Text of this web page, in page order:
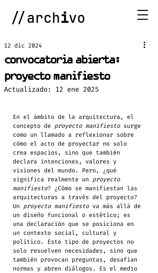
//archivo
convocatoria abierta:
proyecto manifiesto
12 dic 2024
Actualizado: 12 ene 2025
En el ámbito de la arquitectura, el
concepto de proyecto manifiesto surge
como un llamado a reflexionar sobre
cómo el acto de proyectar no solo
crea espacios, sino que también
declara intenciones, valores y
visiones del mundo. Pero, ¿qué
significa realmente un proyecto
manifiesto? ¿Cómo se manifiestan las
arquitecturas a través del proyecto?
Un proyecto manifiesto va más allá de
un diseño funcional o estético; es
una declaración que se posiciona en
un contexto social, cultural y
político. Este tipo de proyectos no
solo resuelven necesidades, sino que
también provocan preguntas, desafían
normas y abren diálogos. Es el medio